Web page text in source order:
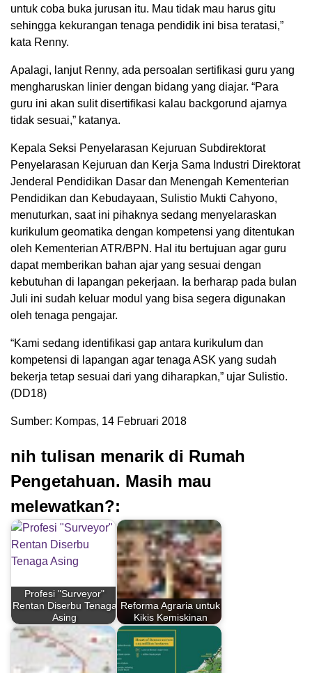
untuk coba buka jurusan itu. Mau tidak mau harus gitu
sehingga kekurangan tenaga pendidik ini bisa teratasi,”
kata Renny.
Apalagi, lanjut Renny, ada persoalan sertifikasi guru yang
mengharuskan linier dengan bidang yang diajar. “Para
guru ini akan sulit disertifikasi kalau backgorund ajarnya
tidak sesuai,” katanya.
Kepala Seksi Penyelarasan Kejuruan Subdirektorat
Penyelarasan Kejuruan dan Kerja Sama Industri Direktorat
Jenderal Pendidikan Dasar dan Menengah Kementerian
Pendidikan dan Kebudayaan, Sulistio Mukti Cahyono,
menuturkan, saat ini pihaknya sedang menyelaraskan
kurikulum geomatika dengan kompetensi yang ditentukan
oleh Kementerian ATR/BPN. Hal itu bertujuan agar guru
dapat memberikan bahan ajar yang sesuai dengan
kebutuhan di lapangan pekerjaan. Ia berharap pada bulan
Juli ini sudah keluar modul yang bisa segera digunakan
oleh tenaga pengajar.
“Kami sedang identifikasi gap antara kurikulum dan
kompetensi di lapangan agar tenaga ASK yang sudah
bekerja tetap sesuai dari yang diharapkan,” ujar Sulistio.
(DD18)
Sumber: Kompas, 14 Februari 2018
nih tulisan menarik di Rumah
Pengetahuan. Masih mau
melewatkan?:
Profesi "Surveyor"
Rentan Diserbu Tenaga
Asing
Reforma Agraria untuk
Kikis Kemiskinan